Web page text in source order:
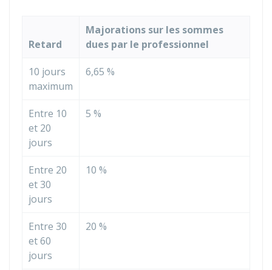
Retard
Majorations sur les sommes
dues par le professionnel
10 jours
maximum
6,65 %
Entre 10
et 20
jours
5 %
Entre 20
et 30
jours
10 %
Entre 30
et 60
jours
20 %